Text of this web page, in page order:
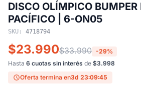
DISCO OLÍMPICO BUMPER
PACÍFICO | 6-ON05
SKU: 4718794
$23.990$33.990 -29%
Hasta 6 cuotas sin interés de $3.998
Oferta termina en3d 23:09:44